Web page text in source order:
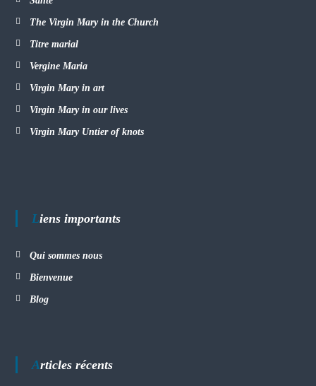
The Virgin Mary in the Church
Titre marial
Vergine Maria
Virgin Mary in art
Virgin Mary in our lives
Virgin Mary Untier of knots
Liens importants
Qui sommes nous
Bienvenue
Blog
Articles récents